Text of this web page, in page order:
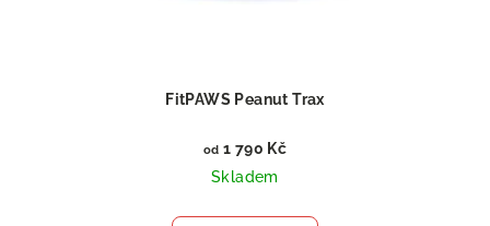
FitPAWS Peanut Trax
od 1 790 Kč
Skladem